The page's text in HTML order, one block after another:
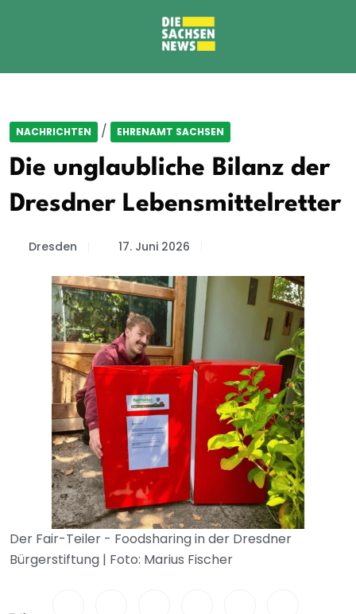
NACHRICHTEN / EHRENAMT SACHSEN
Die unglaubliche Bilanz der
Dresdner Lebensmittelretter
Dresden 17. Juni 2026
Der Fair-Teiler - Foodsharing in der Dresdner
Bürgerstiftung | Foto: Marius Fischer